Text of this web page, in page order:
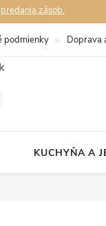
zásob.
podmienky Doprava
KUCHYŇA A